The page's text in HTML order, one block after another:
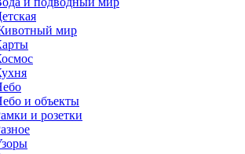
мир
и объекты
и розетки